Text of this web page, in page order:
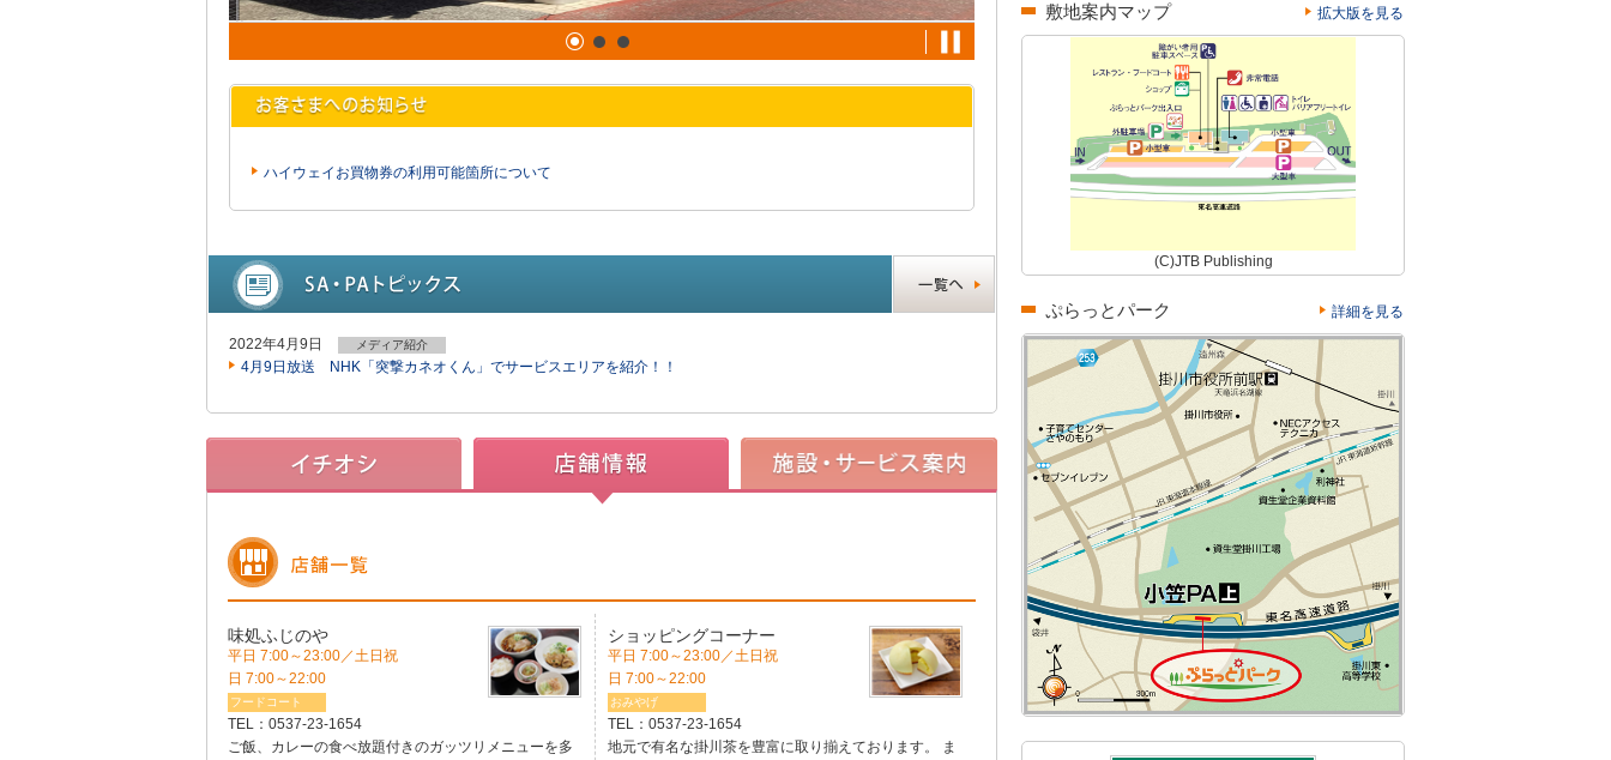
ハイウェイお買物券の利用可能箇所について
2022年4月9日 メディア紹介
4月9日放送 NHK「突撃カネオくん」でサービスエリアを紹介！！
味処ふじのや
平日 7:00～23:00／土日祝
日 7:00～22:00
フードコート
TEL： 0537-23-1654
ご飯、カレーの食べ放題付きのガッツリメニューを多
ショッピングコーナー
平日 7:00～23:00／土日祝
日 7:00～22:00
おみやげ
TEL： 0537-23-1654
地元で有名な掛川茶を豊富に取り揃えております。 ま
敷地案内マップ 拡大版を見る
(C)JTB Publishing
ぷらっとパーク 詳細を見る